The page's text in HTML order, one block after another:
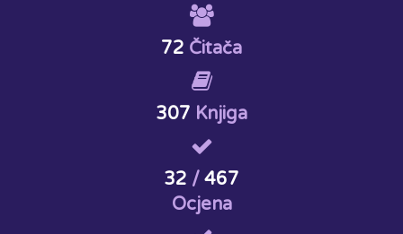
72 Čitača
307 Knjiga
32 / 467
Ocjena